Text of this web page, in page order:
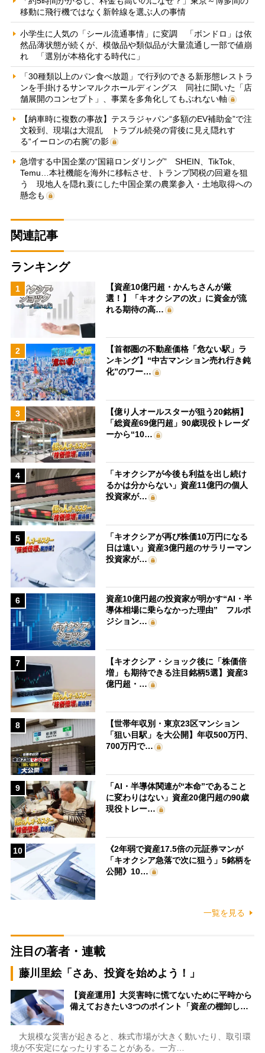
移動に飛行機ではなく新幹線を選ぶ人の事情
小学生に人気の「シール流通事情」に変調 「ボンドロ」は依
然品薄状態が続くが、模倣品や類似品が大量流通し一部で値崩
れ 「選別が本格化する時代に」
「30種類以上のパン食べ放題」で行列のできる新形態レストラ
ンを手掛けるサンマルクホールディングス 同社に聞いた「店
舗展開のコンセプト」、事業を多角化してもぶれない軸
【納車時に複数の事故】テスラジャパン“多額のEV補助金”で注
文殺到、現場は大混乱 トラブル続発の背後に見え隠れす
る“イーロンの右腕”の影
急増する中国企業の“国籍ロンダリング” SHEIN、TikTok、
Temu…本社機能を海外に移転させ、トランプ関税の回避を狙
う 現地人を隠れ蓑にした中国企業の農業参入・土地取得への
懸念も
関連記事
ランキング
1
【資産10億円超・かんちさんが厳
選！】「キオクシアの次」に資金が流
れる期待の高…
2
【首都圏の不動産価格「危ない駅」ラ
ンキング】“中古マンション売れ行き鈍
化”のワー…
3
【億り人オールスターが狙う20銘柄】
「総資産69億円超」90歳現役トレーダ
ーから“10…
4
「キオクシアが今後も利益を出し続け
るかは分からない」資産11億円の個人
投資家が…
5
「キオクシアが再び株価10万円になる
日は遠い」資産3億円超のサラリーマン
投資家が…
6
資産10億円超の投資家が明かす“AI・半
導体相場に乗らなかった理由” フルポ
ジション…
7
【キオクシア・ショック後に「株価倍
増」も期待できる注目銘柄5選】資産3
億円超・…
8
【世帯年収別・東京23区マンション
「狙い目駅」を大公開】年収500万円、
700万円で…
9
「AI・半導体関連が“本命”であること
に変わりはない」資産20億円超の90歳
現役トレー…
10
《2年弱で資産17.5倍の元証券マンが
「キオクシア急落で次に狙う」5銘柄を
公開》10…
一覧を見る
注目の著者・連載
藤川里絵「さあ、投資を始めよう！」
【資産運用】大災害時に慌てないために平時から
備えておきたい3つのポイント「資産の棚卸し…
大規模な災害が起きると、株式市場が大きく動いたり、取引環
境が不安定になったりすることがある。一方…